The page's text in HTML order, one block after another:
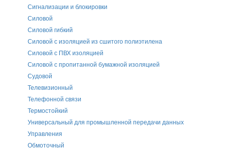
Сигнализации и блокировки
Силовой
Силовой гибкий
Силовой с изоляцией из сшитого полиэтилена
Силовой с ПВХ изоляцией
Силовой с пропитанной бумажной изоляцией
Судовой
Телевизионный
Телефонной связи
Термостойкий
Универсальный для промышленной передачи данных
Управления
Обмоточный